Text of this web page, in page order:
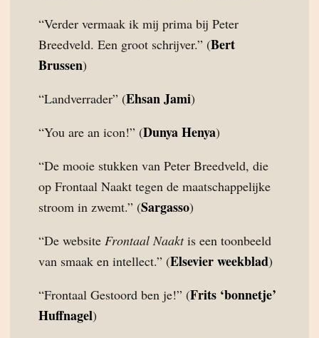
“Verder vermaak ik mij prima bij Peter
Breedveld. Een groot schrijver.” (Bert
Brussen)
“Landverrader” (Ehsan Jami)
“You are an icon!” (Dunya Henya)
“De mooie stukken van Peter Breedveld, die
op Frontaal Naakt tegen de maatschappelijke
stroom in zwemt.” (Sargasso)
“De website Frontaal Naaktis een toonbeeld
van smaak en intellect.” (Elsevier weekblad)
“Frontaal Gestoord ben je!” (Frits ‘bonnetje’
Huffnagel)